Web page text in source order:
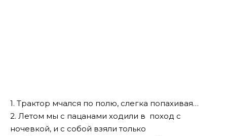
1. Трактор мчался по полю, слегка попахивая…
2. Летом мы с пацанами ходили в поход с
ночевкой, и с собой взяли только